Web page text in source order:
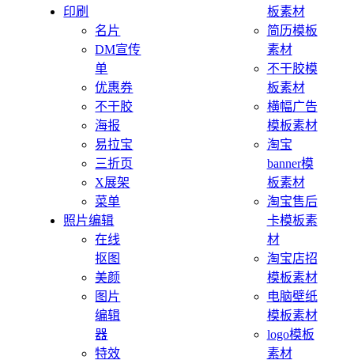
印刷
名片
DM宣传
单
优惠券
不干胶
海报
易拉宝
三折页
X展架
菜单
照片编辑
在线
抠图
美颜
图片
编辑
器
特效
板素材
简历模板
素材
不干胶模
板素材
横幅广告
模板素材
淘宝
banner模
板素材
淘宝售后
卡模板素
材
淘宝店招
模板素材
电脑壁纸
模板素材
logo模板
素材